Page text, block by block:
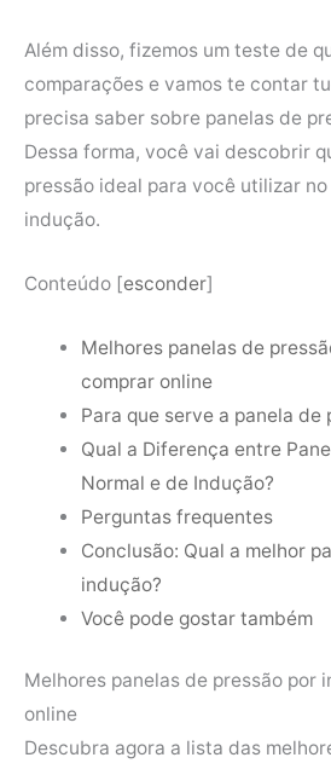
Além disso, fizemos um teste de
comparações e vamos te contar
precisa saber sobre panelas de
Dessa forma, você vai descobrir
pressão ideal para você utilizar
indução.
Conteúdo [esconder]
Melhores panelas de
comprar online
Para que serve a panela
Qual a Diferença entre
Normal e de Indução?
Perguntas frequentes
Conclusão: Qual a melhor
indução?
Você pode gostar também
Melhores panelas de pressão por
online
Descubra agora a lista das